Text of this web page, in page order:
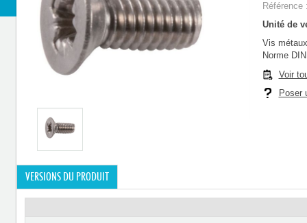
Unité de
Vis
Norme
Voir
Poser
VERSIONS DU PRODUIT